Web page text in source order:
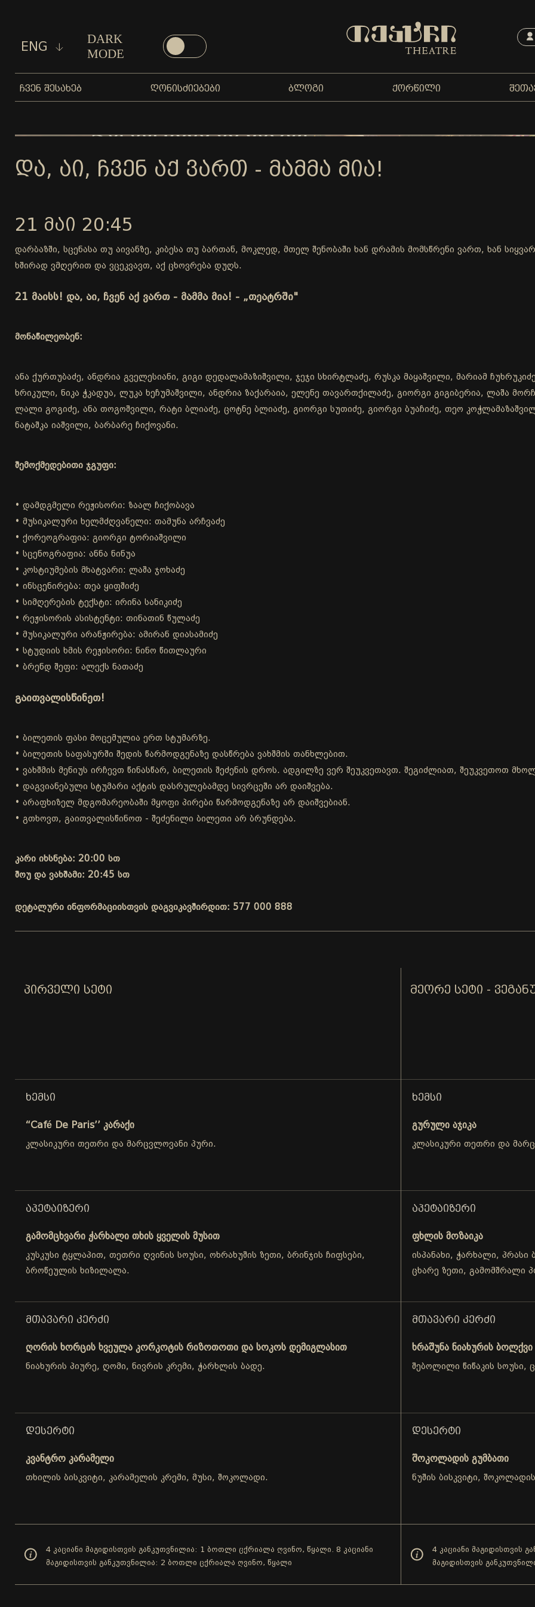
ENG
DARK
MODE
ᲩᲕᲔᲜ ᲨᲔᲡᲐᲮᲔᲑ ᲦᲝᲜᲘᲡᲫᲘᲔᲑᲔᲑᲘ ᲑᲚᲝᲒᲘ ᲥᲝᲠᲬᲘᲚᲘ
ᲓᲐ, ᲐᲘ, ᲩᲕᲔᲜ ᲐᲥ ᲕᲐᲠᲗ - ᲛᲐᲛᲛᲐ ᲛᲘᲐ!
21 ᲛᲐᲘ 20:45
დარბაზში, სცენასა თუ აივანზე, კიბესა თუ ბართან, მოკლედ, მთელ შენობაში ხან დრამის მომსწრენი ვართ, ხან
ხშირად ვმღერით და ვცეკვავთ, აქ ცხოვრება დუღს.
21 მაისს! და, აი, ჩვენ აქ ვართ - მამმა მია! - „თეატრში"
მონაწილეობენ:
ანა ქურთუბაძე, ანდრია გველესიანი, გიგი დედალამაზიშვილი, ჯეჯი სხირტლაძე, რუსკა მაყაშვილი, მარიამ
ხრიკული, ნიკა ჭკადუა, ლუკა ხეჩუმაშვილი, ანდრია ზაქარაია, ელენე თავართქილაძე, გიორგი გიგიბერია, ლაშა
ლალი გოგიძე, ანა თოგოშვილი, რატი ბლიაძე, ცოტნე ბლიაძე, გიორგი სუთიძე, გიორგი ბუაჩიძე, თეო
ნატაშკა იაშვილი, ბარბარე ჩიქოვანი.
შემოქმედებითი ჯგუფი:
• დამდგმელი რეჟისორი: ზაალ ჩიქობავა
• მუსიკალური ხელმძღვანელი: თამუნა არჩვაძე
• ქორეოგრაფია: გიორგი ტორიაშვილი
• სცენოგრაფია: ანნა ნინუა
• კოსტიუმების მხატვარი: ლაშა ჯოხაძე
• ინსცენირება: თეა ყიფშიძე
• სიმღერების ტექსტი: ირინა სანიკიძე
• რეჟისორის ასისტენტი: თინათინ წულაძე
• მუსიკალური არანჟირება: ამირან დიასამიძე
• სტუდიის ხმის რეჟისორი: ნინო წითლაური
• ბრენდ შეფი: ალექს ნათაძე
გაითვალისწინეთ!
• ბილეთის ფასი მოცემულია ერთ სტუმარზე.
• ბილეთის საფასურში შედის წარმოდგენაზე დასწრება ვახშმის თანხლებით.
• ვახშმის მენიუს ირჩევთ წინასწარ, ბილეთის შეძენის დროს. ადგილზე ვერ შეუკვეთავთ. შეგიძლიათ, შეუკვეთოთ
• დაგვიანებული სტუმარი აქტის დასრულებამდე სივრცეში არ დაიშვება.
• არაფხიზელ მდგომარეობაში მყოფი პირები წარმოდგენაზე არ დაიშვებიან.
• გთხოვთ, გაითვალისწინოთ - შეძენილი ბილეთი არ ბრუნდება.
კარი იხსნება: 20:00 სთ
შოუ და ვახშამი: 20:45 სთ
დეტალური ინფორმაციისთვის დაგვიკავშირდით: 577 000 888
ᲞᲘᲠᲕᲔᲚᲘ ᲡᲔᲢᲘ
ᲮᲔᲛᲡᲘ
“Café De Paris’’ კარაქი
კლასიკური თეთრი და მარცვლოვანი პური.
ᲐᲞᲔᲢᲐᲘᲖᲔᲠᲘ
გამომცხვარი ჭარხალი თხის ყველის მუსით
კუსკუსი ტყლაპით, თეთრი ღვინის სოუსი, ოხრახუშის ზეთი, ბრინჯის ჩიფსები,
ბროწეულის ხიზილალა.
ᲛᲗᲐᲕᲐᲠᲘ ᲙᲔᲠᲫᲘ
ღორის ხორცის ხვეულა კორკოტის რიზოთოთი და სოკოს დემიგლასით
ნიახურის პიურე, ღომი, ნივრის კრემი, ჭარხლის ბადე.
ᲓᲔᲡᲔᲠᲢᲘ
კვანტრო კარამელი
თხილის ბისკვიტი, კარამელის კრემი, მუსი, შოკოლადი.
4 კაციანი მაგიდისთვის განკუთვნილია: 1 ბოთლი ცქრიალა ღვინო, წყალი. 8 კაციანი
მაგიდისთვის განკუთვნილია: 2 ბოთლი ცქრიალა ღვინო, წყალი
ᲛᲔᲝᲠᲔ ᲡᲔᲢᲘ -
ᲮᲔᲛᲡᲘ
გურული აჯიკა
კლასიკური თეთრი და
ᲐᲞᲔᲢᲐᲘᲖᲔᲠᲘ
ფხლის მოზაიკა
ისპანახი, ჭარხალი, პრასი
ცხარე ზეთი, გამომშრალი
ᲛᲗᲐᲕᲐᲠᲘ ᲙᲔᲠᲫᲘ
ხრაშუნა ნიახურის ბოლქვი
შებოლილი წიწაკის სოუსი,
ᲓᲔᲡᲔᲠᲢᲘ
შოკოლადის გუმბათი
ნუშის ბისკვიტი,
4 კაციანი მაგიდისთვის
მაგიდისთვის